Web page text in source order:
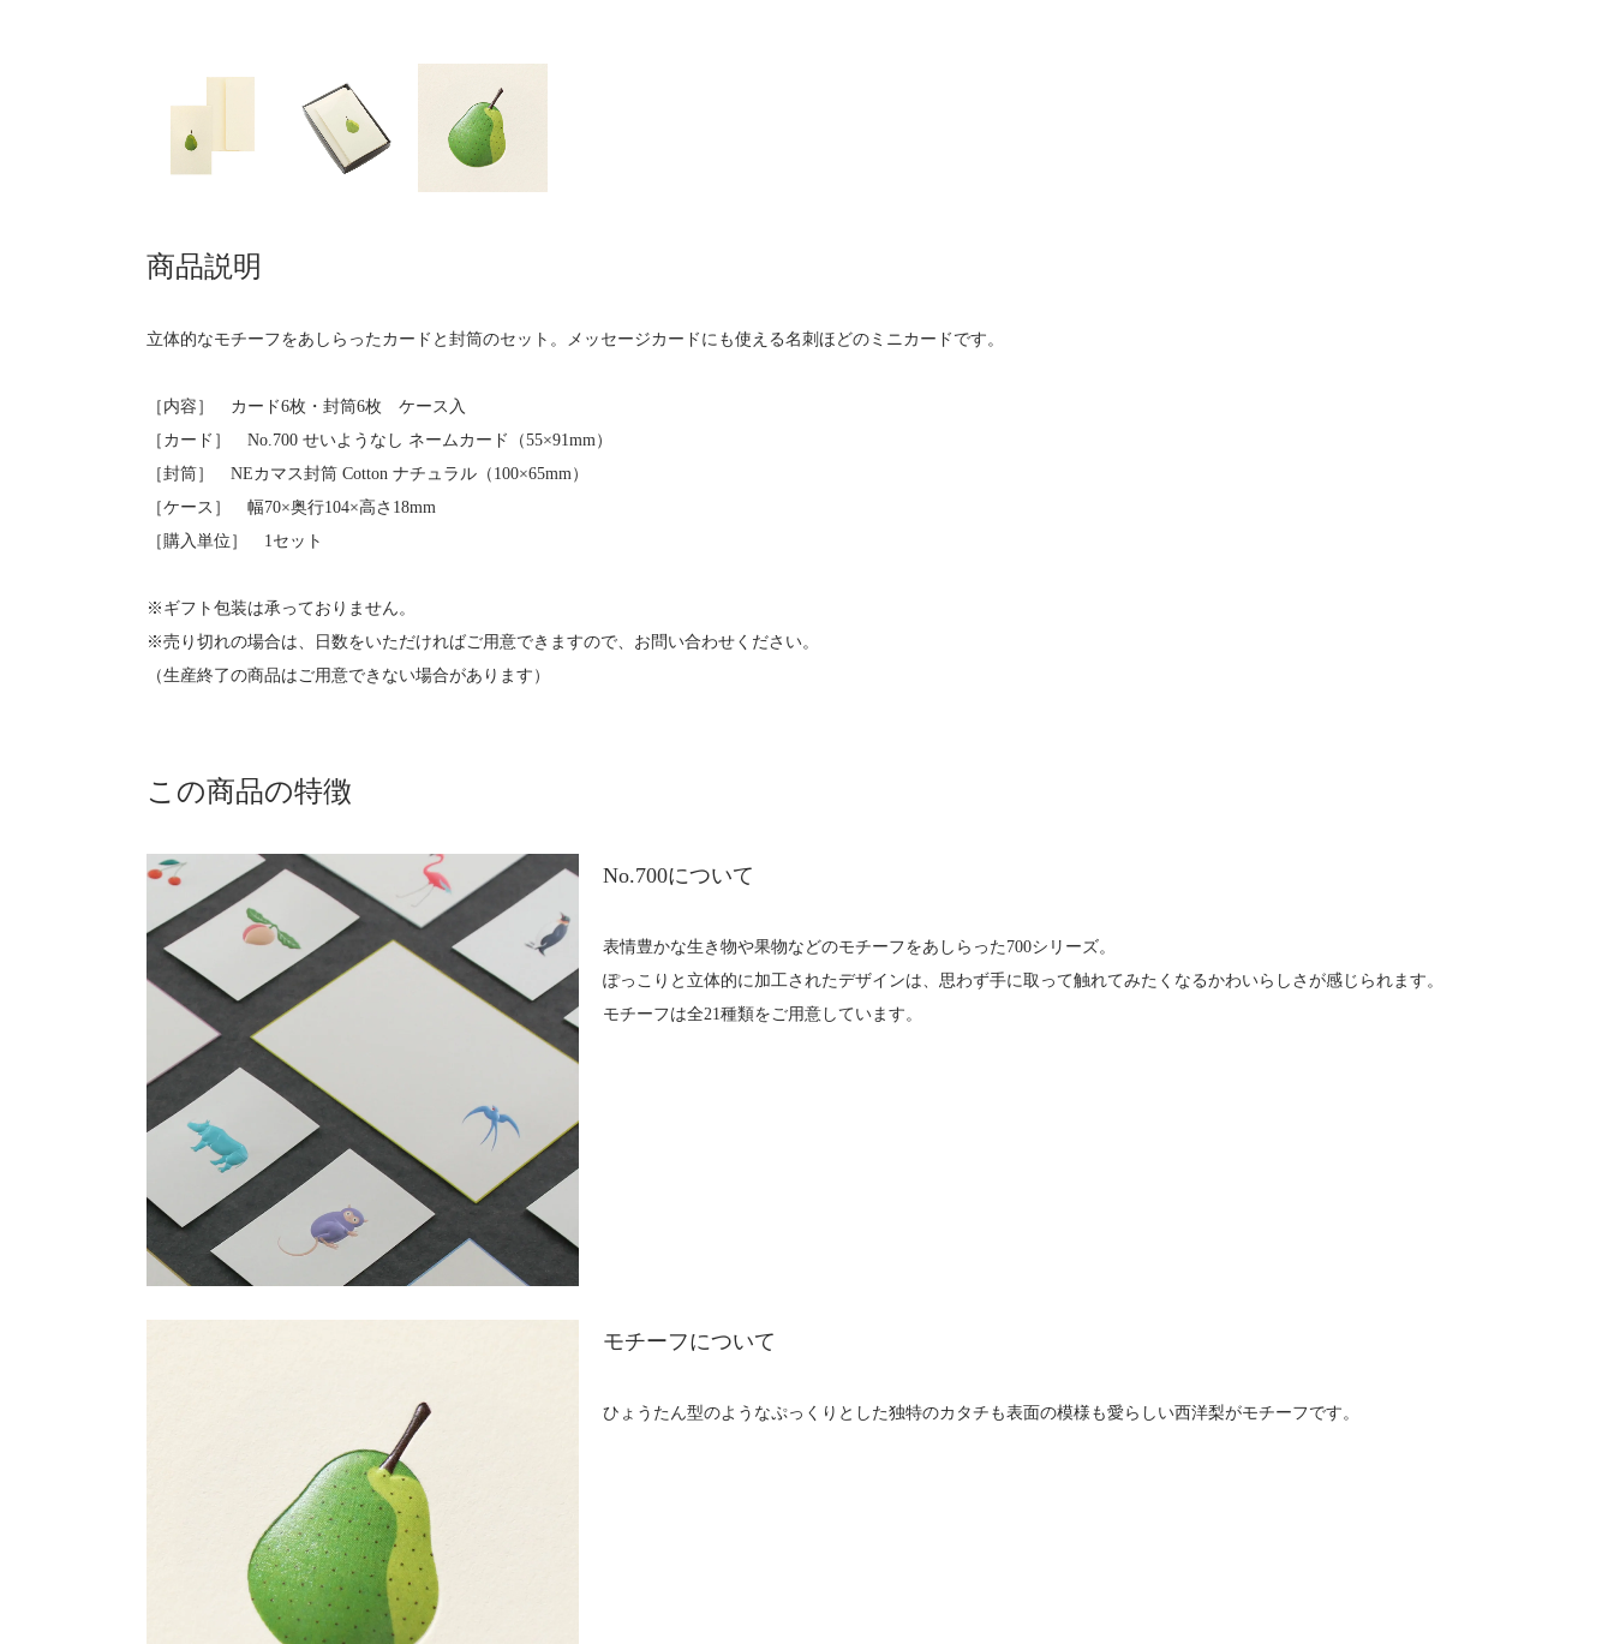
商品説明
立体的なモチーフをあしらったカードと封筒のセット。メッセージカードにも使える名刺ほどのミニカードです。
［内容］ カード6枚・封筒6枚 ケース入
［カード］ No.700 せいようなし ネームカード（55×91mm）
［封筒］ NEカマス封筒 Cotton ナチュラル（100×65mm）
［ケース］ 幅70×奥行104×高さ18mm
［購入単位］ 1セット
※ギフト包装は承っておりません。
※売り切れの場合は、日数をいただければご用意できますので、お問い合わせください。
（生産終了の商品はご用意できない場合があります）
この商品の特徴
No.700について
表情豊かな生き物や果物などのモチーフをあしらった700シリーズ。
ぽっこりと立体的に加工されたデザインは、思わず手に取って触れてみたくなるかわいらしさが感じられます。
モチーフは全21種類をご用意しています。
モチーフについて
ひょうたん型のようなぷっくりとした独特のカタチも表面の模様も愛らしい西洋梨がモチーフです。